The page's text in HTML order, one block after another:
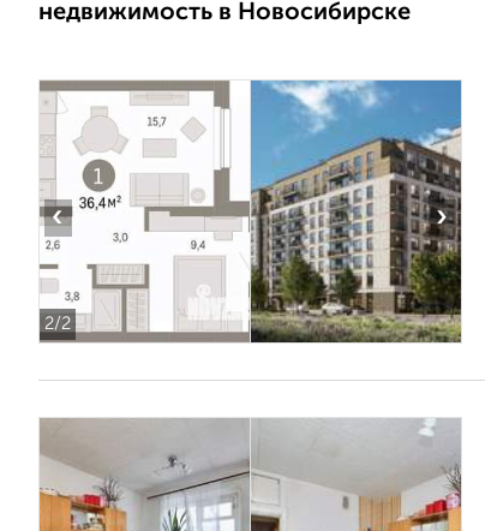
недвижимость в Новосибирске
2/2
‹ ›